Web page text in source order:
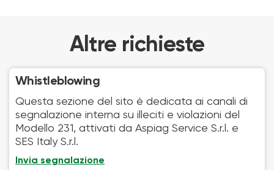
Altre richieste
Whistleblowing
Questa sezione del sito è dedicata ai canali di
segnalazione interna su illeciti e violazioni del
Modello 231, attivati da Aspiag Service S.r.l. e
SES Italy S.r.l.
Invia segnalazione